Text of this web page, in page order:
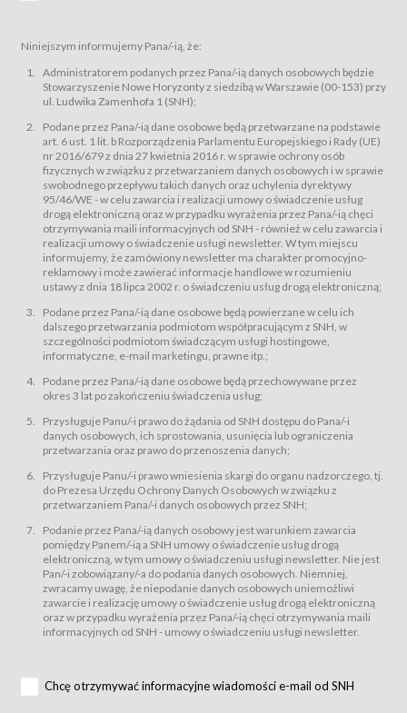
podmiotom z branży mediów i filmowej (Akredytacje);
Bilety – wybrane dokumenty potwierdzające zawarcie umowy z
Usługodawcą i uprawniające do wzięcia udziału w Wydarzeniu,
przewidziane przez Usługodawcę dla danego Wydarzenia, tj. uprawniające
do uczestnictwa w wielu albo w pojedynczych seansach filmowych,
Sklep – sklep internetowy prowadzony przez Usługodawcę w Serwisie;
Regulamin – niniejszy regulamin.
§ 2
Postanowienia ogólne
Regulamin określa zasady:
świadczenia Usługobiorcom Usług przez Usługodawcę, z
zastrzeżeniem usług, o których mowa w ust. 2 pkt. 4 i 5 poniżej, których
zasady świadczenia precyzują odrębne regulaminy,
przetwarzania przez Usługodawcę danych osobowych Usługobiorców
będących osobami fizycznymi.
świadczy Usługi drogą elektroniczną w rozumieniu ustawy z dnia 18 lipca
2002 r. o świadczeniu usług drogą elektroniczną (Dz.U. z 2002 r., Nr 144, poz.
1204, z późń. zm.). Usługi świadczone są nieodpłatnie.
usługę przeglądania i odczytywania przez Usługobiorców materiałów
zamieszczanych w Serwisie,
usługę utrzymywania konta użytkownika w Serwisie,
usługę newsletter,
usługę zawierania na odległość umów nabycia Karnetów i Biletów,
usługę zawierania na odległość umów sprzedaży w Sklepie.
dnia 18 lipca 2002 r. o świadczeniu usług drogą elektroniczną (Dz.U. z 2002
r., Nr 144, poz. 1204, z późń. zm.). Usługi świadczone są nieodpłatnie.
Na zasadach określonych w Regulaminie dostęp do Serwisu jest otwarty dla
Usługobiorca przed rozpoczęciem korzystania z Serwisu jest zobowiązany
zapoznać się z Regulaminem. Założenie konta w Serwisie oraz zamówienie
usługi newsletter za pośrednictwem przeznaczonego do tego formularza
zamieszczonego na stronach Serwisu dostępnych dla wszystkich
Usługobiorców wymaga akceptacji postanowień Regulaminu.
Usługobiorca zobowiązany jest do przestrzegania postanowień Regulaminu
od chwili rozpoczęcia korzystania z Serwisu.
Regulamin jest udostępniony Usługobiorcom nieodpłatnie za
Warunki techniczne korzystania z Usług
Niniejszym informujemy Pana/-ią, że:
Administratorem podanych przez Pana/-ią danych osobowych będzie
Stowarzyszenie Nowe Horyzonty z siedzibą w Warszawie (00-153) przy
ul. Ludwika Zamenhofa 1 (SNH);
Podane przez Pana/-ią dane osobowe będą przetwarzane na podstawie
art. 6 ust. 1 lit. b Rozporządzenia Parlamentu Europejskiego i Rady (UE)
nr 2016/679 z dnia 27 kwietnia 2016 r. w sprawie ochrony osób
fizycznych w związku z przetwarzaniem danych osobowych i w sprawie
swobodnego przepływu takich danych oraz uchylenia dyrektywy
95/46/WE - w celu zawarcia i realizacji umowy o świadczenie usług
drogą elektroniczną oraz w przypadku wyrażenia przez Pana/-ią chęci
otrzymywania maili informacyjnych od SNH - również w celu zawarcia i
realizacji umowy o świadczenie usługi newsletter. W tym miejscu
informujemy, że zamówiony newsletter ma charakter promocyjno-
reklamowy i może zawierać informacje handlowe w rozumieniu
ustawy z dnia 18 lipca 2002 r. o świadczeniu usług drogą elektroniczną;
Podane przez Pana/-ią dane osobowe będą powierzane w celu ich
dalszego przetwarzania podmiotom współpracującym z SNH, w
szczególności podmiotom świadczącym usługi hostingowe,
informatyczne, e-mail marketingu, prawne itp.;
Podane przez Pana/-ią dane osobowe będą przechowywane przez
okres 3 lat po zakończeniu świadczenia usług;
Przysługuje Panu/-i prawo do żądania od SNH dostępu do Pana/-i
danych osobowych, ich sprostowania, usunięcia lub ograniczenia
przetwarzania oraz prawo do przenoszenia danych;
Przysługuje Panu/-i prawo wniesienia skargi do organu nadzorczego, tj.
do Prezesa Urzędu Ochrony Danych Osobowych w związku z
przetwarzaniem Pana/-i danych osobowych przez SNH;
Podanie przez Pana/-ią danych osobowy jest warunkiem zawarcia
pomiędzy Panem/-ią a SNH umowy o świadczenie usług drogą
elektroniczną, w tym umowy o świadczeniu usługi newsletter. Nie jest
Pan/-i zobowiązany/-a do podania danych osobowych. Niemniej,
zwracamy uwagę, że niepodanie danych osobowych uniemożliwi
zawarcie i realizację umowy o świadczenie usług drogą elektroniczną
oraz w przypadku wyrażenia przez Pana/-ią chęci otrzymywania maili
informacyjnych od SNH - umowy o świadczeniu usługi newsletter.
Chcę otrzymywać informacyjne wiadomości e-mail od SNH